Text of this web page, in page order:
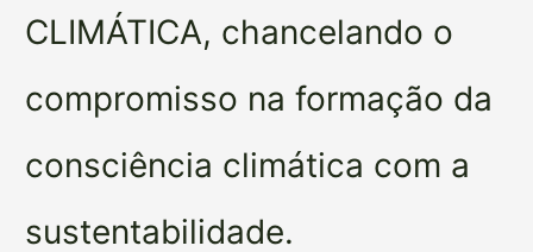
CLIMÁTICA, chancelando o
compromisso na formação da
consciência climática com a
sustentabilidade.